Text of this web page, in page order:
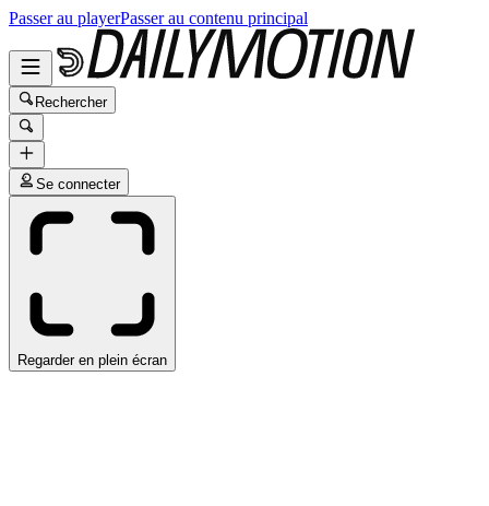
Passer au playerPasser au contenu principal
Rechercher
Se connecter
Regarder en plein écran